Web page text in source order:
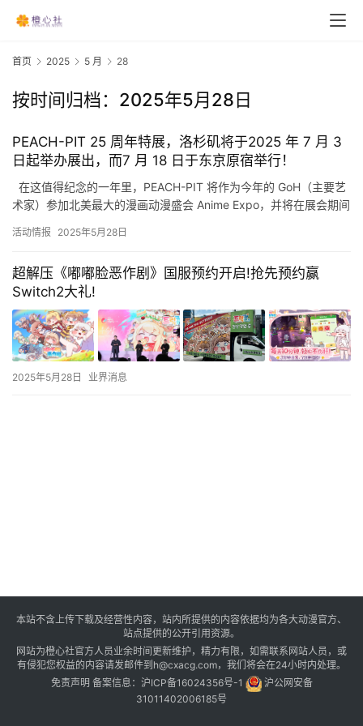
首页 2025 5 月 28
按时间归档：2025年5月28日
PEACH-PIT 25 周年特展，洛杉矶将于2025 年 7 月 3
日起举办展出，而7 月 18 日于东京原宿举行！
在这值得纪念的一年里，PEACH-PIT 将作为今年的 GoH（主要艺
术家）参加北美最大的漫画动漫盛会 Anime Expo，并将在展会期间
活动情报 2025年5月28日
超解压《嘟嘟脸恶作剧》国服预约开启!抢先预约赢
Switch2大礼!
2025年5月28日 业界消息
本站不含上传下载及经营性内容，站内所提供的内容依据均为各大动漫官方、
站点提供的公开引用资源。
网站为橙心社官方人员业余时间更新维护，精力有限，如需联系网站人员，或
有侵犯您权益的内容请发邮件到h@cxacg.com，我们将会在24小时内处理。
免责声明 备案信息： 沪ICP备16024356号-1
沪公网安备
31011402006185号